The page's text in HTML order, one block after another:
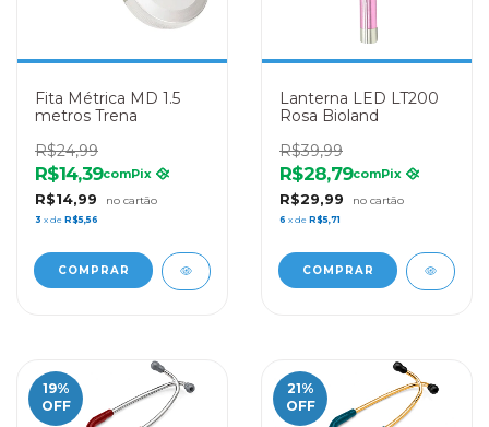
Fita Métrica MD 1.5
metros Trena
R$24,99
R$14,99
R$14,39comPix
3 x de R$5,56
Lanterna LED LT200
Rosa Bioland
R$39,99
R$29,99
R$28,79comPix
6 x de R$5,71
19%
OFF
21%
OFF